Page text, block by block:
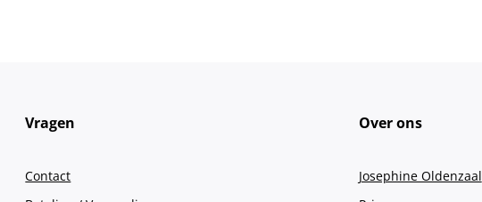
Vragen
Contact
Over ons
Josephine Oldenzaal